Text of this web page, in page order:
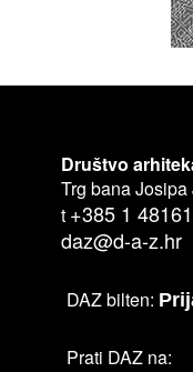
Društvo
Trg bana Josipa
t +385 1
daz@d-a-z.hr
DAZ bilten:
Prati DAZ na: